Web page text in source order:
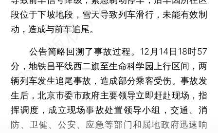
段位于下坡地段，雪天导致列车滑行，未能有效制
动，造成与前车追尾。
公告简略回溯了事故过程。12月14日18时57
分，地铁昌平线西二旗至生命科学园上行区间，两
辆列车发生追尾事故，造成部分乘客受伤。事故发
生后，北京市委市政府主要领导立即赶赴现场，指
挥调度，成立现场事故处置领导小组，交通、消
防、卫健、公安、应急等部门和属地政府迅速响